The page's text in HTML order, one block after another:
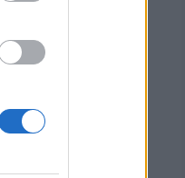
σε 2